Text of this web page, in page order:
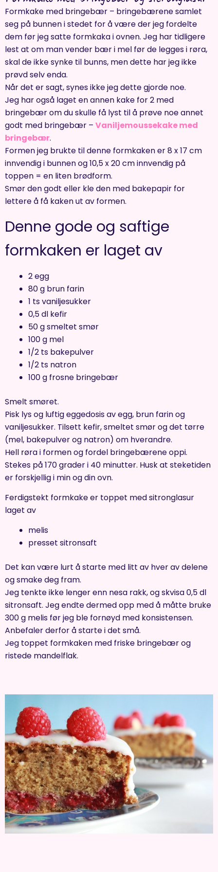
Formkake med bringebær – bringebærene samlet
seg på bunnen i stedet for å være der jeg fordelte
dem før jeg satte formkaka i ovnen. Jeg har tidligere
lest at om man vender bær i mel før de legges i røra,
skal de ikke synke til bunns, men dette har jeg ikke
prøvd selv enda.
Når det er sagt, synes ikke jeg dette gjorde noe.
Jeg har også laget en annen kake for 2 med
bringebær om du skulle få lyst til å prøve noe annet
godt med bringebær – Vaniljemoussekake med
bringebær.
Formen jeg brukte til denne formkaken er 8 x 17 cm
innvendig i bunnen og 10,5 x 20 cm innvendig på
toppen = en liten brødform.
Smør den godt eller kle den med bakepapir for
lettere å få kaken ut av formen.
Denne gode og saftige
formkaken er laget av
2 egg
80 g brun farin
1 ts vaniljesukker
0,5 dl kefir
50 g smeltet smør
100 g mel
1/2 ts bakepulver
1/2 ts natron
100 g frosne bringebær
Smelt smøret.
Pisk lys og luftig eggedosis av egg, brun farin og
vaniljesukker. Tilsett kefir, smeltet smør og det tørre
(mel, bakepulver og natron) om hverandre.
Hell røra i formen og fordel bringebærene oppi.
Stekes på 170 grader i 40 minutter. Husk at steketiden
er forskjellig i min og din ovn.
Ferdigstekt formkake er toppet med sitronglasur
laget av
melis
presset sitronsaft
Det kan være lurt å starte med litt av hver av delene
og smake deg fram.
Jeg tenkte ikke lenger enn nesa rakk, og skvisa 0,5 dl
sitronsaft. Jeg endte dermed opp med å måtte bruke
300 g melis før jeg ble fornøyd med konsistensen.
Anbefaler derfor å starte i det små.
Jeg toppet formkaken med friske bringebær og
ristede mandelflak.